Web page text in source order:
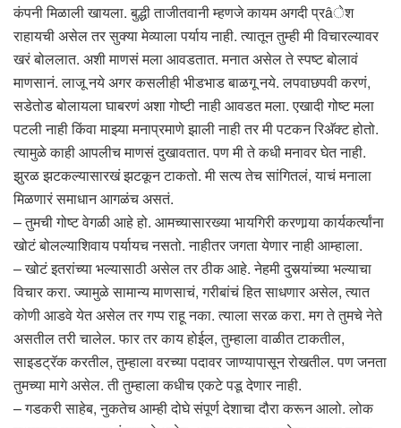
कंपनी मिळाली खायला. बुद्धी ताजीतवानी म्हणजे कायम अगदी प्रâेश
राहायची असेल तर सुक्या मेव्याला पर्याय नाही. त्यातून तुम्ही मी विचारल्यावर
खरं बोललात. अशी माणसं मला आवडतात. मनात असेल ते स्पष्ट बोलावं
माणसानं. लाजू नये अगर कसलीही भीडभाड बाळगू नये. लपवाछपवी करणं,
सडेतोड बोलायला घाबरणं अशा गोष्टी नाही आवडत मला. एखादी गोष्ट मला
पटली नाही किंवा माझ्या मनाप्रमाणे झाली नाही तर मी पटकन रिअ‍ॅक्ट होतो.
त्यामुळे काही आपलीच माणसं दुखावतात. पण मी ते कधी मनावर घेत नाही.
झुरळ झटकल्यासारखं झटकून टाकतो. मी सत्य तेच सांगितलं, याचं मनाला
मिळणारं समाधान आगळंच असतं.
– तुमची गोष्ट वेगळी आहे हो. आमच्यासारख्या भायगिरी करणार्‍या कार्यकर्त्यांना
खोटं बोलल्याशिवाय पर्यायच नसतो. नाहीतर जगता येणार नाही आम्हाला.
– खोटं इतरांच्या भल्यासाठी असेल तर ठीक आहे. नेहमी दुसर्‍यांच्या भल्याचा
विचार करा. ज्यामुळे सामान्य माणसाचं, गरीबांचं हित साधणार असेल, त्यात
कोणी आडवे येत असेल तर गप्प राहू नका. त्याला सरळ करा. मग ते तुमचे नेते
असतील तरी चालेल. फार तर काय होईल, तुम्हाला वाळीत टाकतील,
साइडट्रॅक करतील, तुम्हाला वरच्या पदावर जाण्यापासून रोखतील. पण जनता
तुमच्या मागे असेल. ती तुम्हाला कधीच एकटे पडू देणार नाही.
– गडकरी साहेब, नुकतेच आम्ही दोघे संपूर्ण देशाचा दौरा करून आलो. लोक